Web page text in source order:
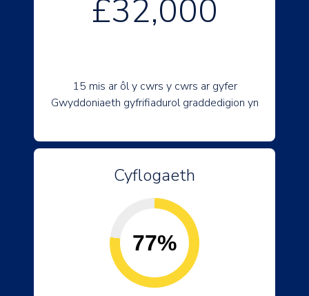
£32,000
15 mis ar ôl y cwrs y cwrs ar gyfer
Gwyddoniaeth gyfrifiadurol graddedigion yn
Cyflogaeth
77%